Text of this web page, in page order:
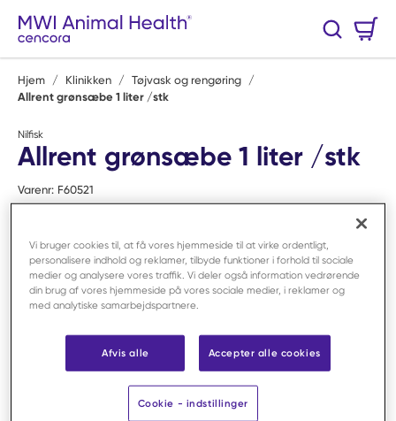
Spring til hovedindhold
Søg
Hjem / Klinikken / Tøjvask og rengøring /
Allrent grønsæbe 1 liter /stk
Nilfisk
Allrent grønsæbe 1 liter /stk
Varenr: F60521
Vi bruger cookies til, at få vores hjemmeside til at virke ordentligt,
personalisere indhold og reklamer, tilbyde funktioner i forhold til sociale
medier og analysere vores traffik. Vi deler også information vedrørende
din brug af vores hjemmeside på vores sociale medier, i reklamer og
med analytiske samarbejdspartnere.
Afvis alle Accepter alle cookies
Cookie - indstillinger